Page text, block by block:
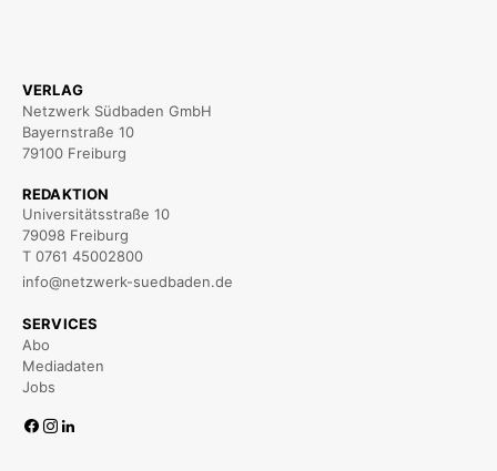
VERLAG
Netzwerk Südbaden GmbH
Bayernstraße 10
79100 Freiburg
REDAKTION
Universitätsstraße 10
79098 Freiburg
T 0761 45002800
info@netzwerk-suedbaden.de
SERVICES
Abo
Mediadaten
Jobs